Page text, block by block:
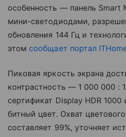
особенность — панель Smart
мини-светодиодами,
обновления 144 Гц и
этом сообщает портал
Пиковая яркость экрана
контрастность — 1 000 000 :
сертификат Display HDR
битный цвет. Охват
составляет 99%, уточняет